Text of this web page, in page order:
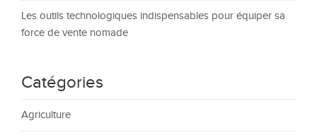
Les outils technologiques indispensables pour équiper sa
force de vente nomade
Catégories
Agriculture